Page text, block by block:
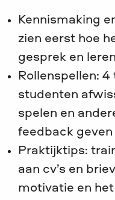
Kennismaking
zien eerst hoe
gesprek en
Rollenspellen:
studenten
spelen en
feedback geven
Praktijktips:
aan cv’s en
motivatie en